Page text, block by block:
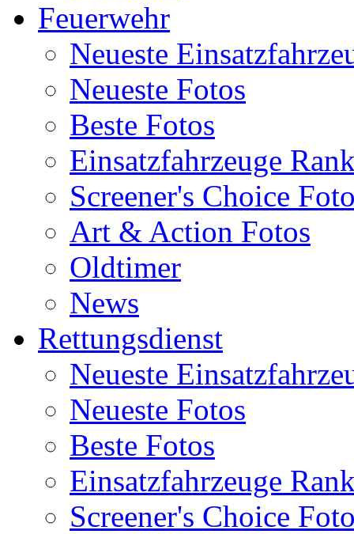
Feuerwehr
Neueste
Neueste Fotos
Beste Fotos
Einsatzfahrzeuge
Screener's Choice
Art & Action Fotos
Oldtimer
News
Rettungsdienst
Neueste
Neueste Fotos
Beste Fotos
Einsatzfahrzeuge
Screener's Choice